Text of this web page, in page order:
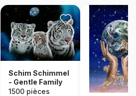
Schim Schimmel
- Gentle Family
1500 pièces